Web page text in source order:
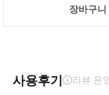
장바구니